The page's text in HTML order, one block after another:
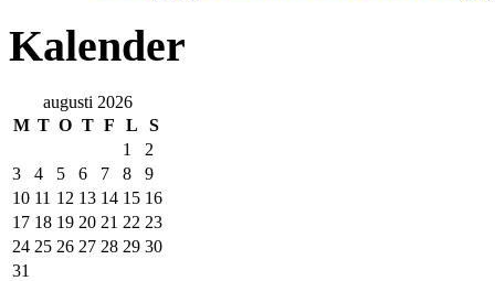
Kalender
augusti 2026
M T O T F L
S
1
2
3
4 5 6 7 8
9
10 11 12 13 14 15 16
17 18 19 20 21 22 23
24 25 26 27 28 29 30
31